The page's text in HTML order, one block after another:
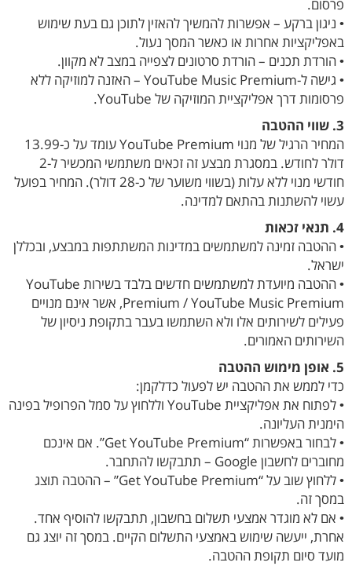
פרסום.
• ניגון ברקע – אפשרות להמשיך להאזין לתוכן גם בעת שימוש
באפליקציות אחרות או כאשר המסך נעול.
• הורדת תכנים – הורדת סרטונים לצפייה במצב לא מקוון.
• גישה ל-YouTube Music Premium – האזנה למוזיקה ללא
פרסומות דרך אפליקציית המוזיקה של YouTube.
3. שווי ההטבה
המחיר הרגיל של מנוי YouTube Premium עומד על כ-13.99
דולר לחודש. במסגרת מבצע זה זכאים משתמשי המכשיר ל-2
חודשי מנוי ללא עלות (בשווי משוער של כ-28 דולר). המחיר בפועל
עשוי להשתנות בהתאם למדינה.
4. תנאי זכאות
• ההטבה זמינה למשתמשים במדינות המשתתפות במבצע, ובכללן
ישראל.
• ההטבה מיועדת למשתמשים חדשים בלבד בשירות YouTube
Premium / YouTube Music Premium, אשר אינם מנויים
פעילים לשירותים אלו ולא השתמשו בעבר בתקופת ניסיון של
השירותים האמורים.
5. אופן מימוש ההטבה
כדי לממש את ההטבה יש לפעול כדלקמן:
• לפתוח את אפליקציית YouTube וללחוץ על סמל הפרופיל בפינה
הימנית העליונה.
• לבחור באפשרות “Get YouTube Premium”. אם אינכם
מחוברים לחשבון Google – תתבקשו להתחבר.
• ללחוץ שוב על “Get YouTube Premium” – ההטבה תוצג
במסך זה.
• אם לא מוגדר אמצעי תשלום בחשבון, תתבקשו להוסיף אחד.
אחרת, ייעשה שימוש באמצעי התשלום הקיים. במסך זה יוצג גם
מועד סיום תקופת ההטבה.